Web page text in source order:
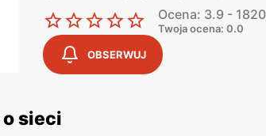
Ocena: 3.9 -
Twoja ocena: 0.0
OBSERWUJ
sieci